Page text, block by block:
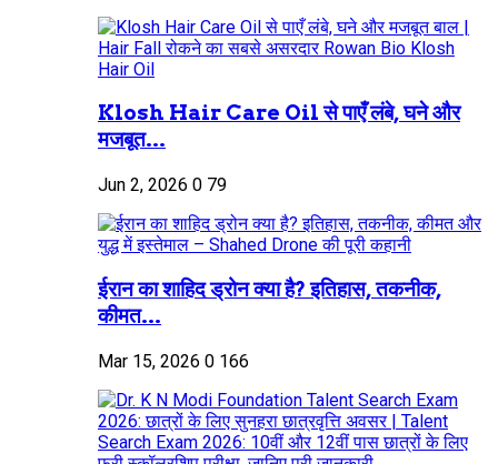
Klosh Hair Care Oil से पाएँ लंबे, घने और
मजबूत...
Jun 2, 2026 0 79
ईरान का शाहिद ड्रोन क्या है? इतिहास, तकनीक,
कीमत...
Mar 15, 2026 0 166